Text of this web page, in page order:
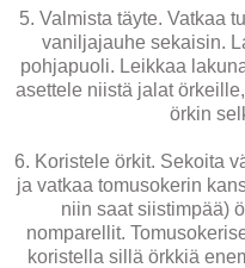
5. Valmista täyte. Vatkaa
vaniljajauhe sekaisin.
pohjapuoli. Leikkaa
asettele niistä jalat
örkin
6. Koristele örkit. Sekoita
ja vatkaa tomusokerin
niin saat siistimpää)
nomparellit.
koristella sillä örkkiä